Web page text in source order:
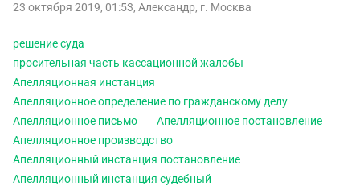
ссылки на старый номер дела за 2018 год.
который указан в самом апелляционном определении?
Обязательно ли в кассационной жалобе вообще
указывать номер апелляционного определения?
путать судью и путаться самому с этими номерами.
Обжалуется решение суда первой инстанции и
апелляционное определение.
будет приложена копия апелляционного определения.
23 октября 2019, 01:53, Александр, г. Москва
решение суда
просительная часть кассационной жалобы
Апелляционная инстанция
Апелляционное определение по гражданскому делу
Апелляционное письмо
Апелляционное постановление
Апелляционное производство
Апелляционный инстанция постановление
Апелляционный инстанция судебный